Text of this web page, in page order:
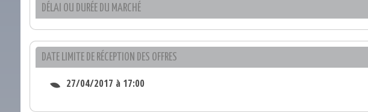
DÉLAI OU DURÉE DU MARCHÉ
DATE LIMITE DE RÉCEPTION DES OFFRES
27/04/2017 à 17:00